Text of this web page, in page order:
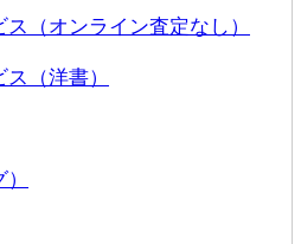
（オンライン査定なし）
（洋書）